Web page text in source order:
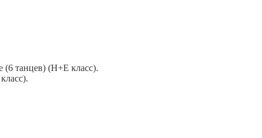
(6 танцев) (Н+E класс).